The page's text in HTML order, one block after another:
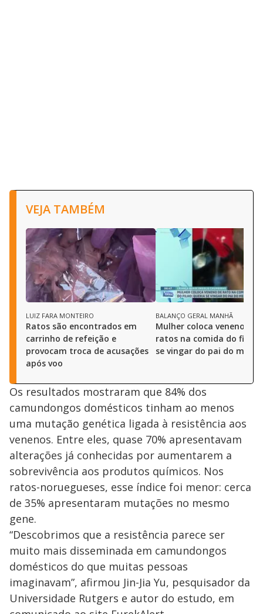
VEJA TAMBÉM
LUIZ FARA MONTEIRO
Ratos são encontrados em
carrinho de refeição e
provocam troca de acusações
após voo
BALANÇO GERAL MANHÃ
Mulher coloca veneno
ratos na comida do filho
se vingar do pai do
Os resultados mostraram que 84% dos
camundongos domésticos tinham ao menos
uma mutação genética ligada à resistência aos
venenos. Entre eles, quase 70% apresentavam
alterações já conhecidas por aumentarem a
sobrevivência aos produtos químicos. Nos
ratos-noruegueses, esse índice foi menor: cerca
de 35% apresentaram mutações no mesmo
gene.
“Descobrimos que a resistência parece ser
muito mais disseminada em camundongos
domésticos do que muitas pessoas
imaginavam”, afirmou Jin-Jia Yu, pesquisador da
Universidade Rutgers e autor do estudo, em